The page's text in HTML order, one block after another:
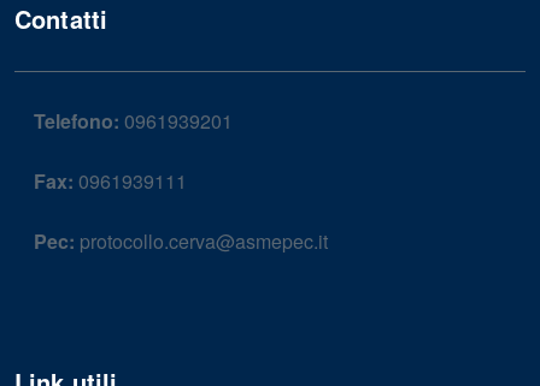
Contatti
Telefono: 0961939201
Fax: 0961939111
Pec: protocollo.cerva@asmepec.it